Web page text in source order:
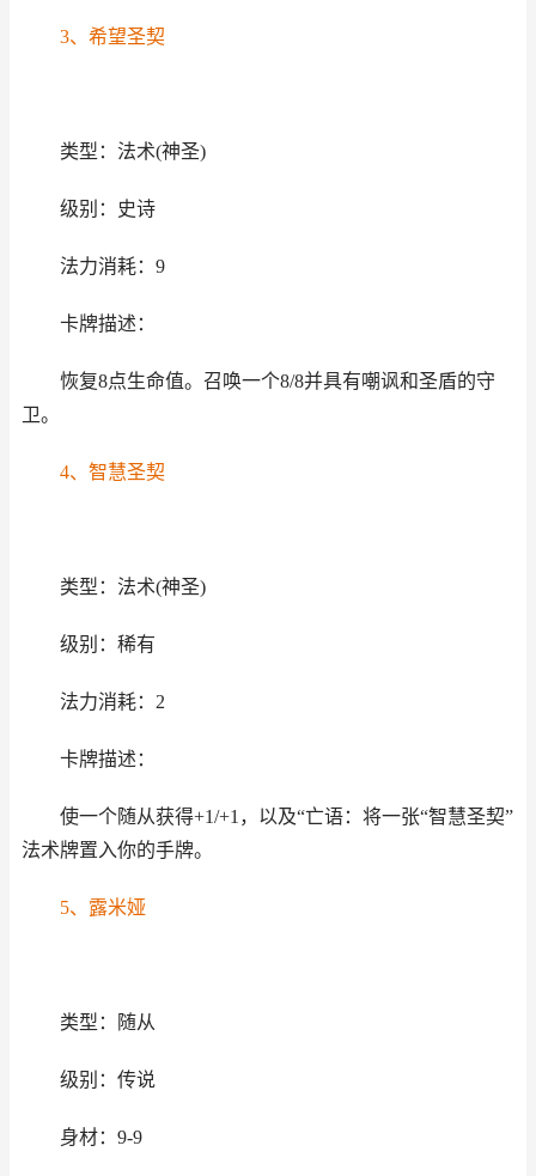
3、希望圣契
类型：法术(神圣)
级别：史诗
法力消耗：9
卡牌描述：
恢复8点生命值。召唤一个8/8并具有嘲讽和圣盾的守
卫。
4、智慧圣契
类型：法术(神圣)
级别：稀有
法力消耗：2
卡牌描述：
使一个随从获得+1/+1，以及“亡语：将一张“智慧圣契”
法术牌置入你的手牌。
5、露米娅
类型：随从
级别：传说
身材：9-9